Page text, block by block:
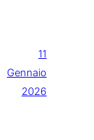
11
Gennaio
2026